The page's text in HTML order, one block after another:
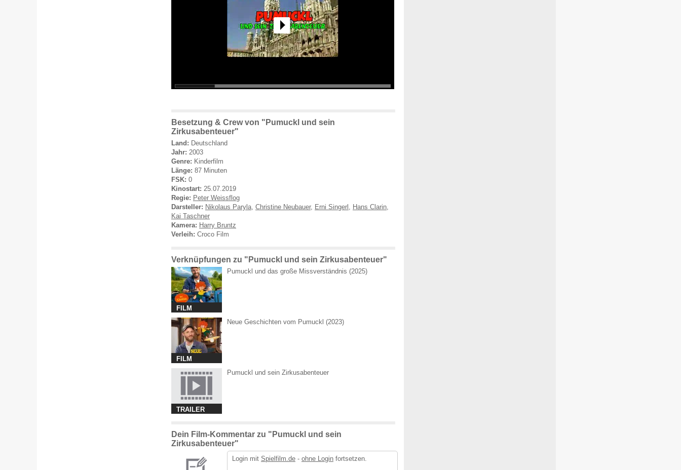
Besetzung & Crew von "Pumuckl und sein
Zirkusabenteuer"
Land: Deutschland
Jahr: 2003
Genre: Kinderfilm
Länge: 87 Minuten
FSK: 0
Kinostart: 25.07.2019
Regie: Peter Weissflog
Darsteller: Nikolaus Paryla, Christine Neubauer, Erni Singerl , Hans Clarin,
Kai Taschner
Kamera: Harry Bruntz
Verleih: Croco Film
Verknüpfungen zu "Pumuckl und sein Zirkusabenteuer"
FILM
Pumuckl und das große Missverständnis (2025)
FILM
Neue Geschichten vom Pumuckl (2023)
TRAILER
Pumuckl und sein Zirkusabenteuer
Dein Film-Kommentar zu "Pumuckl und sein
Zirkusabenteuer"
Login mit Spielfilm.de - ohne Login fortsetzen.